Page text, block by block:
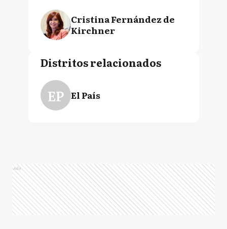
Cristina Fernández de
Kirchner
Distritos relacionados
EP El País
Ads